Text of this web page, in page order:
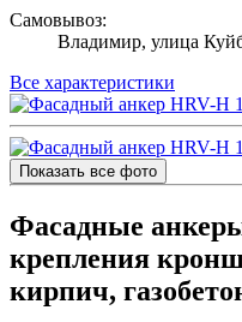
Самовывоз:
Владимир, улица
Все характеристики
Показать все фото
Фасадные
крепления
кирпич,